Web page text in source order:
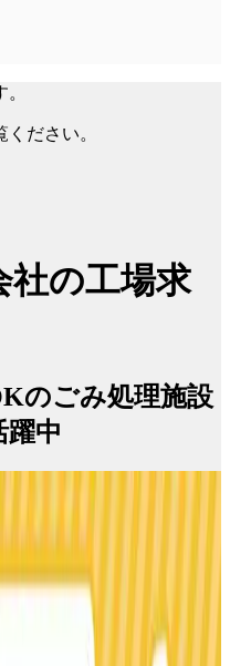
ださい。
社の工場求
のごみ処理施設
躍中